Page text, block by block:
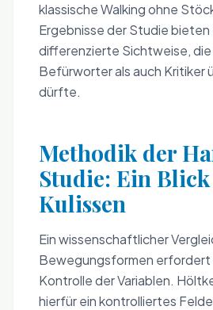
klassische Walking ohne
Ergebnisse der Studie bieten
differenzierte Sichtweise,
Befürworter als auch Kritiker
dürfte.
Methodik der
Studie: Ein
Kulissen
Ein wissenschaftlicher
Bewegungsformen erfordert
Kontrolle der Variablen.
hierfür ein kontrolliertes